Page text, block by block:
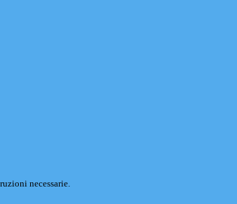
necessarie.